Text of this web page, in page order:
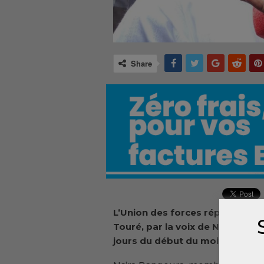
Share
L’Union des forces
Touré, par la voix de Nsira
jours du début du mois de